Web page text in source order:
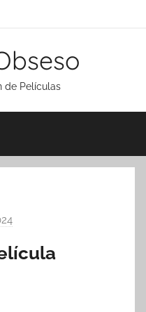
de Películas
r